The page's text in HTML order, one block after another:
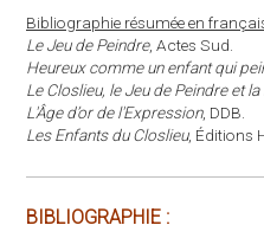
Bibliographie résumée en
Le Jeu de Peindre, Actes Sud.
Heureux comme un enfant qui
Le Closlieu, le Jeu de Peindre et
L'Âge d’or de l'Expression, DDB.
Les Enfants du Closlieu, Éditions
BIBLIOGRAPHIE :